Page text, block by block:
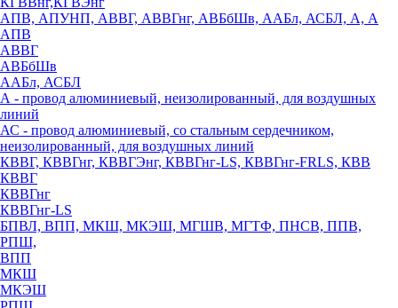
АПВ, АПУНП, АВВГ, АВВГнг, АВБбШв, ААБл, АСБЛ, А, А
АПВ
АВВГ
АВБбШв
ААБл, АСБЛ
А - провод алюминиевый, неизолированный, для воздушных
линий
АС - провод алюминиевый, со стальным сердечником,
неизолированный, для воздушных линий
КВВГ, КВВГнг, КВВГЭнг, КВВГнг-LS, КВВГнг-FRLS, КВВ
КВВГ
КВВГнг
КВВГнг-LS
БПВЛ, ВПП, МКШ, МКЭШ, МГШВ, МГТФ, ПНСВ, ППВ,
РПШ,
ВПП
МКШ
МКЭШ